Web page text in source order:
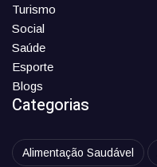
Turismo
Social
Saúde
Esporte
Blogs
Categorias
Alimentação Saudável